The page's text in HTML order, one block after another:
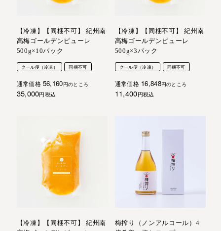
【冷凍】【同梱不可】 紀州南
高梅ゴールデンピューレ
500g×10パック
クール便（冷凍） 同梱不可
通常価格 56,160 のところ
35,000 税込
【冷凍】【同梱不可】 紀州南
高梅ゴールデンピューレ
500g×3パック
クール便（冷凍） 同梱不可
通常価格 16,848 のところ
11,400 税込
【冷凍】【同梱不可】 紀州南
梅搾り（ノンアルコール）4